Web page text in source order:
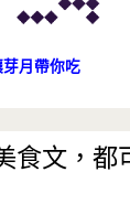
月帶你吃
食文，都